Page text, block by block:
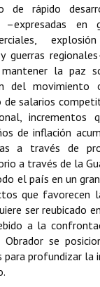
de rápido
–expresadas en
guerras
mantener la paz
del
salarios
incrementos
de inflación
a través de
a través de la
el país en un
que favorecen
ser reubicado
a la
se
para profundizar la